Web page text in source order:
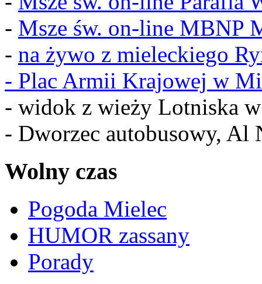
- Msze św. on-line MBNP
- na żywo z mieleckiego
- Plac Armii Krajowej w
- widok z wieży Lotniska
- Dworzec autobusowy, Al
Wolny czas
Pogoda Mielec
HUMOR zassany
Porady